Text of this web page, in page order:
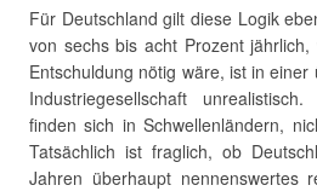
Für Deutschland gilt diese Logik
von sechs bis acht Prozent
Entschuldung nötig wäre, ist in
Industriegesellschaft
finden sich in Schwellenländern,
Tatsächlich ist fraglich, ob
Jahren überhaupt nennenswertes